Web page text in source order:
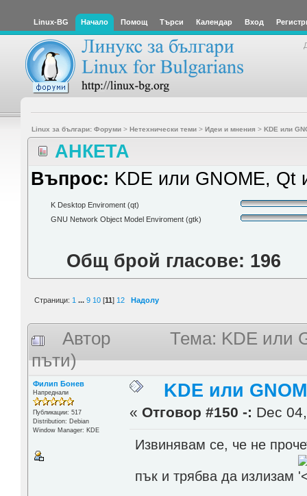
Linux-BG Начало Помощ Търси Календар Вход
Linux за българи: Форуми> Нетехнически теми> Идеи и мнения > KDE или
АНКЕТА
Въпрос: KDE или GNOME, Qt
K Desktop Enviroment (qt)
GNU Network Object Model Enviroment (gtk)
Общ брой гласове: 196
Страници: 1 ... 9 10 [11] 12 Надолу
Автор
Тема: KDE или
пъти)
Филип Бонев
Напреднали
Публикации: 517
Distribution: Debian
Window Manager: KDE
KDE или
« Отговор #150 -: Dec
Извинявам се, че не
пък и трябва да излизам